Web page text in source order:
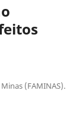
(FAMINAS).